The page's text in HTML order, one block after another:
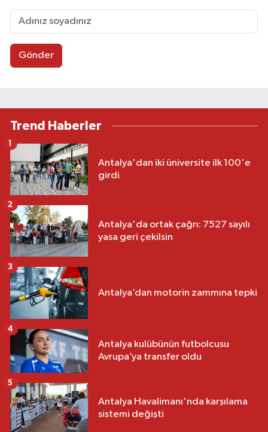
Gönder
Trend Haberler
Antalya'dan iki üniversite ilk 100'e
girdi
1
Antalya'da ortak çağrı: 7527 sayılı
yasa geri çekilsin
2
Antalya’dan motorin zammına tepki
3
Antalya kulübünün futbolcusu
Avrupa’ya transfer oldu
4
Antalya Havalimanı'nda karşılama
sistemi değişti
5